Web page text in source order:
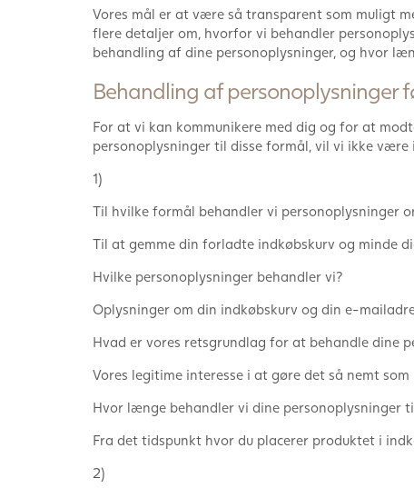
Vores mål er at være så transparent som muligt
flere detaljer om, hvorfor vi behandler
behandling af dine personoplysninger, og hvor
Behandling af personoplysninger
For at vi kan kommunikere med dig og for at
personoplysninger til disse formål, vil vi ikke
1)
Til hvilke formål behandler vi personoplysninger
Til at gemme din forladte indkøbskurv og minde
Hvilke personoplysninger behandler vi?
Oplysninger om din indkøbskurv og din e-
Hvad er vores retsgrundlag for at behandle dine
Vores legitime interesse i at gøre det så nemt
Hvor længe behandler vi dine personoplysninger
Fra det tidspunkt hvor du placerer produktet i
2)